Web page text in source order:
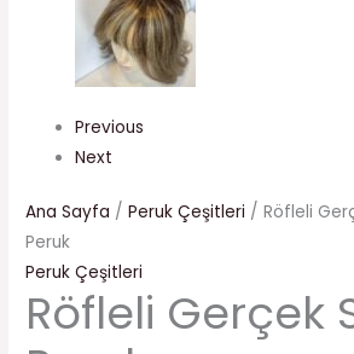
Previous
Next
Ana Sayfa /Peruk Çeşitleri / Röfleli
Peruk
Peruk Çeşitleri
Röfleli Gerçek